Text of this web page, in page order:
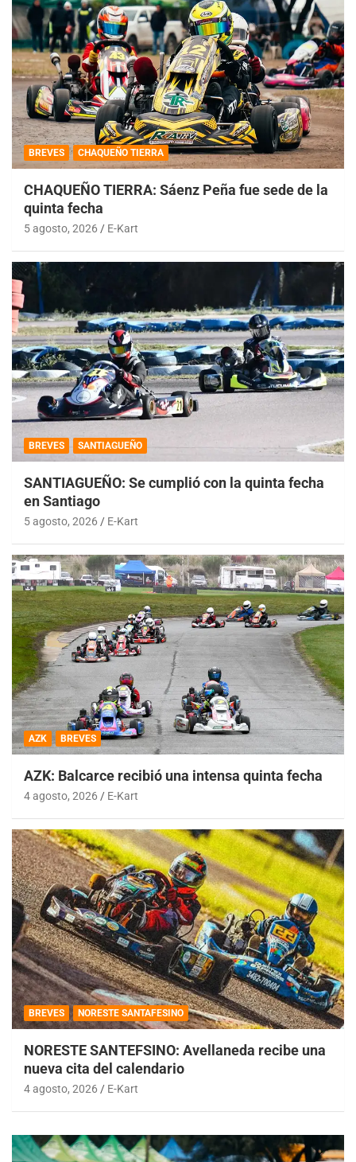
BREVES CHAQUEÑO TIERRA
CHAQUEÑO TIERRA: Sáenz Peña fue sede de la
quinta fecha
5 agosto, 2026 E-Kart
BREVES SANTIAGUEÑO
SANTIAGUEÑO: Se cumplió con la quinta fecha
en Santiago
5 agosto, 2026 E-Kart
AZK BREVES
AZK: Balcarce recibió una intensa quinta fecha
4 agosto, 2026 E-Kart
BREVES NORESTE SANTAFESINO
NORESTE SANTEFSINO: Avellaneda recibe una
nueva cita del calendario
4 agosto, 2026 E-Kart